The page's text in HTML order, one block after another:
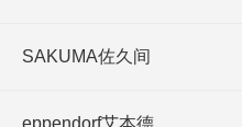
SAKUMA佐久间
eppendorf艾本德